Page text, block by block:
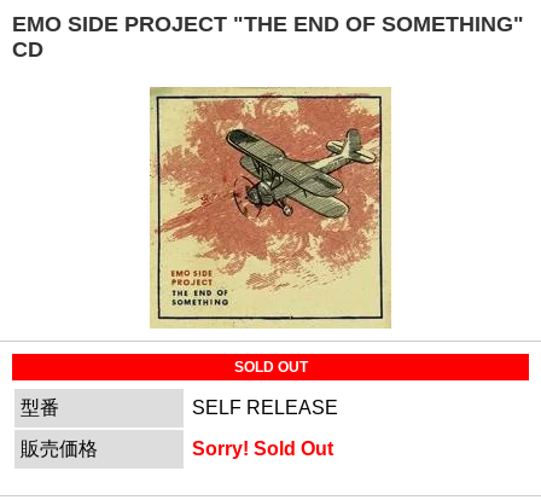
EMO SIDE PROJECT "THE END OF SOMETHING"
CD
SOLD OUT
型番
SELF RELEASE
販売価格
Sorry! Sold Out